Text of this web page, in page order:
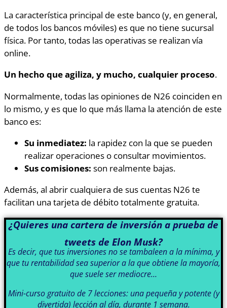
La característica principal de este banco (y, en general,
de todos los bancos móviles) es que no tiene sucursal
física. Por tanto, todas las operativas se realizan vía
online.
Un hecho que agiliza, y mucho, cualquier proceso.
Normalmente, todas las opiniones de N26 coinciden en
lo mismo, y es que lo que más llama la atención de este
banco es:
Su inmediatez: la rapidez con la que se pueden
realizar operaciones o consultar movimientos.
Sus comisiones: son realmente bajas.
Además, al abrir cualquiera de sus cuentas N26 te
facilitan una tarjeta de débito totalmente gratuita.
¿Quieres una cartera de inversión a prueba de
tweets de Elon Musk?
Es decir, que tus inversiones no se tambaleen a la mínima, y
que tu rentabilidad sea superior a la que obtiene la mayoría,
que suele ser mediocre…
Mini-curso gratuito de 7 lecciones: una pequeña y potente (y
divertida) lección al día, durante 1 semana.